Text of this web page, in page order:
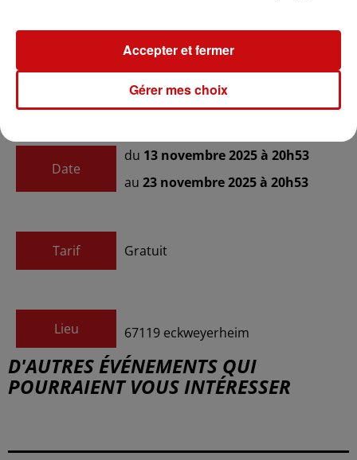
Ajouter à votre calendrier
Date
du 13 novembre 2025 à 20h53
au 23 novembre 2025 à 20h53
Tarif Gratuit
Lieu 67119 eckweyerheim
D'AUTRES ÉVÉNEMENTS QUI
POURRAIENT VOUS INTÉRESSER
Gérer mes choix
Accepter et fermer